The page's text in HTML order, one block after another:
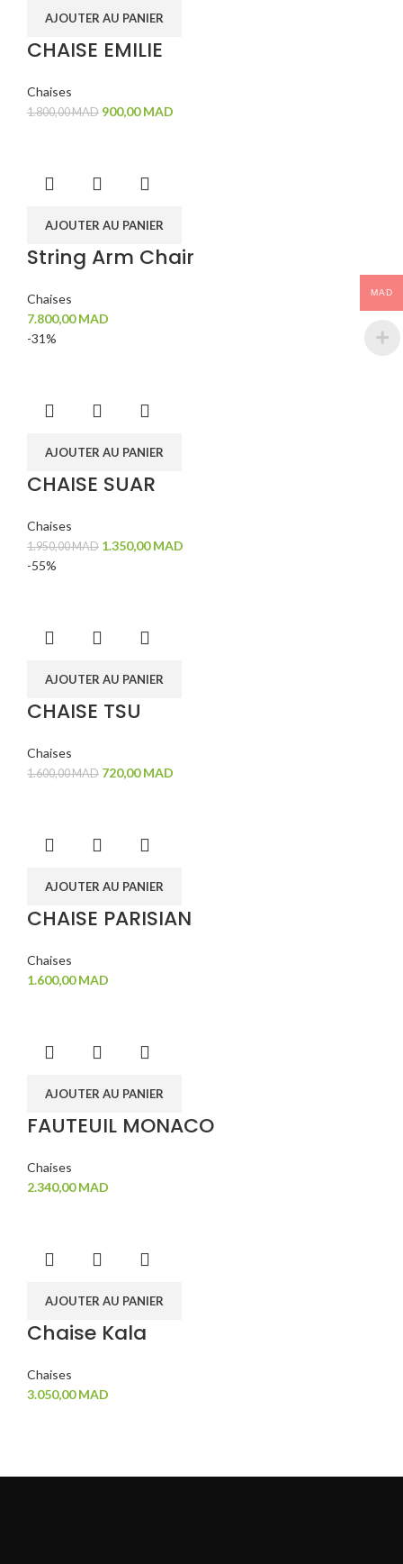
AJOUTER AU PANIER
CHAISE EMILIE
Chaises
1.800,00MAD 900,00MAD
AJOUTER AU PANIER
String Arm Chair
Chaises
7.800,00MAD
-31%
AJOUTER AU PANIER
CHAISE SUAR
Chaises
1.950,00MAD 1.350,00MAD
-55%
AJOUTER AU PANIER
CHAISE TSU
Chaises
1.600,00MAD 720,00MAD
AJOUTER AU PANIER
CHAISE PARISIAN
Chaises
1.600,00MAD
AJOUTER AU PANIER
FAUTEUIL MONACO
Chaises
2.340,00MAD
AJOUTER AU PANIER
Chaise Kala
Chaises
3.050,00MAD
MAD